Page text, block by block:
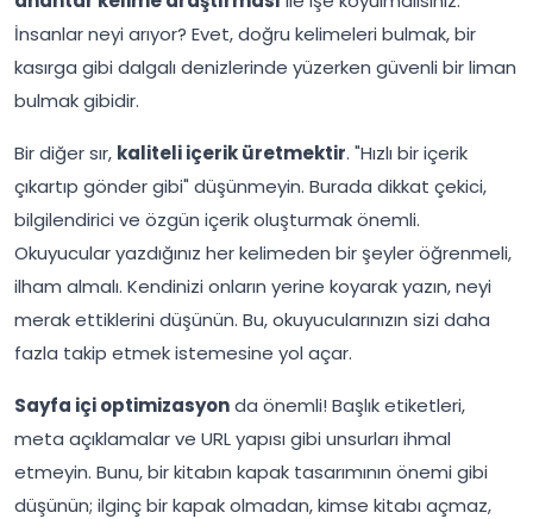
İnsanlar neyi arıyor? Evet, doğru kelimeleri bulmak, bir
kasırga gibi dalgalı denizlerinde yüzerken güvenli bir liman
bulmak gibidir.
Bir diğer sır, kaliteli içerik üretmektir. "Hızlı bir içerik
çıkartıp gönder gibi" düşünmeyin. Burada dikkat çekici,
bilgilendirici ve özgün içerik oluşturmak önemli.
Okuyucular yazdığınız her kelimeden bir şeyler öğrenmeli,
ilham almalı. Kendinizi onların yerine koyarak yazın, neyi
merak ettiklerini düşünün. Bu, okuyucularınızın sizi daha
fazla takip etmek istemesine yol açar.
Sayfa içi optimizasyonda önemli! Başlık etiketleri,
meta açıklamalar ve URL yapısı gibi unsurları ihmal
etmeyin. Bunu, bir kitabın kapak tasarımının önemi gibi
düşünün; ilginç bir kapak olmadan, kimse kitabı açmaz,